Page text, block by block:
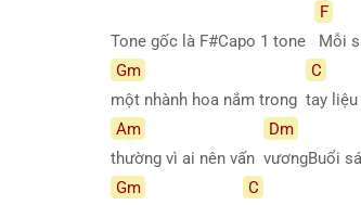
Tone gốc là F#Capo 1 tone
F
Mỗi
Gm
một nhành hoa nắm trong
C
tay
Am
thường vì ai nên vấn
Dm
vươngBuổi
Gm
C